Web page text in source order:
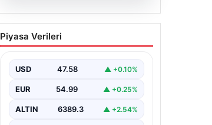
05.08.2026
YARIN günlerden
Cumhuriyet Kitap! Sayı
Piyasa Verileri
USD 47.58 ▲ +0.10%
EUR 54.99 ▲ +0.25%
ALTIN 6389.3 ▲ +2.54%